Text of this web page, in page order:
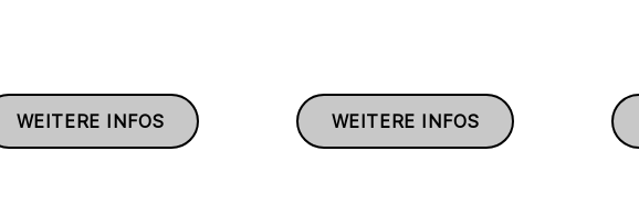
WEITERE INFOS WEITERE INFOS